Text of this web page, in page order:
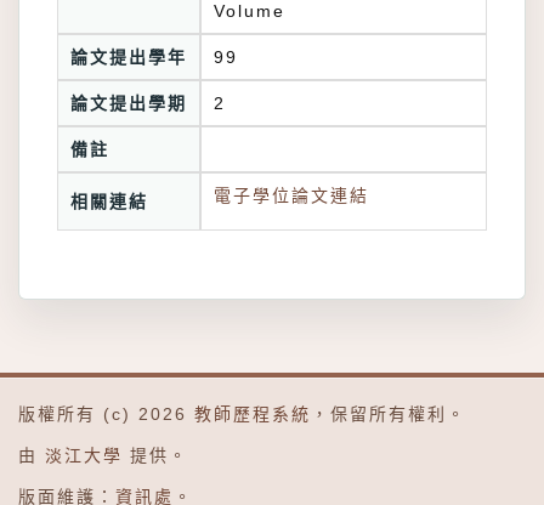
Volume
論文提出學年 99
論文提出學期 2
備註
相關連結 電子學位論文連結
版權所有 (c) 2026 教師歷程系統 ，保留所有權利。
由 淡江大學 提供。
版面維護： 資訊處 。